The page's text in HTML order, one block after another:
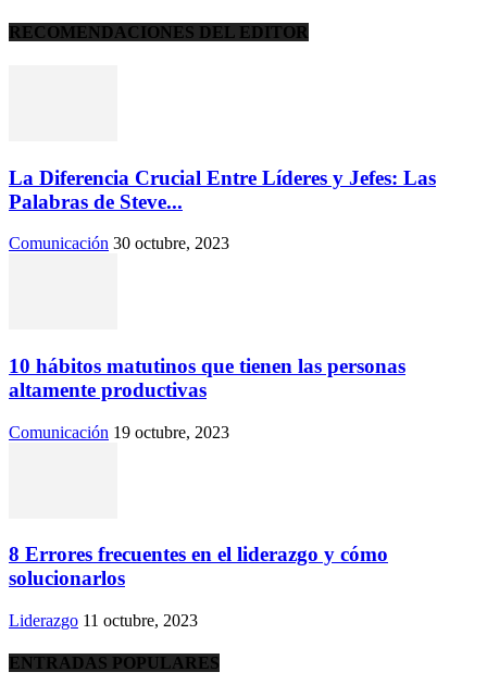
RECOMENDACIONES DEL EDITOR
La Diferencia Crucial Entre Líderes y Jefes: Las
Palabras de Steve...
Comunicación 30 octubre, 2023
10 hábitos matutinos que tienen las personas
altamente productivas
Comunicación 19 octubre, 2023
8 Errores frecuentes en el liderazgo y cómo
solucionarlos
Liderazgo 11 octubre, 2023
ENTRADAS POPULARES